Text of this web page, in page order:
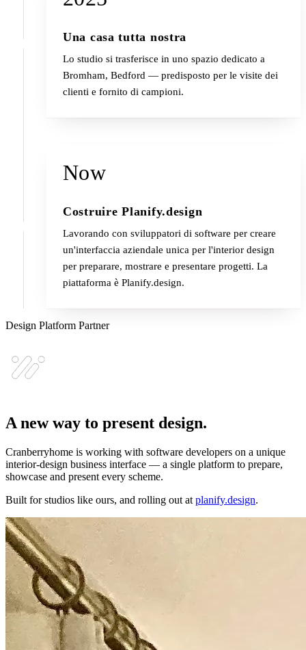
Una casa tutta nostra
Lo studio si trasferisce in uno spazio dedicato a
Bromham, Bedford — predisposto per le visite dei
clienti e fornito di campioni.
Now
Costruire Planify.design
Lavorando con sviluppatori di software per creare
un'interfaccia aziendale unica per l'interior design
per preparare, mostrare e presentare progetti. La
piattaforma è Planify.design.
Design Platform Partner
A new way to present design.
Cranberryhome is working with software developers on a unique
interior-design business interface — a single platform to prepare,
showcase and present every scheme.
Built for studios like ours, and rolling out at planify.design.